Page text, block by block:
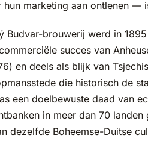
hun marketing aan ontlenen —
Budvar-brouwerij werd in
succes van
en deels als blijk van
die historisch de
een doelbewuste daad van
in meer dan 70
dezelfde Boheemse-Duitse